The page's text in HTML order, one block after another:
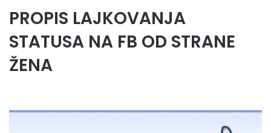
PROPIS LAJKOVANJA
STATUSA NA FB OD STRANE
ŽENA